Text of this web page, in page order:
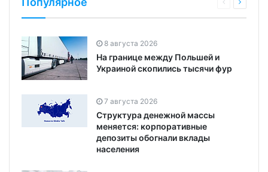
8 августа 2026
На границе между Польшей и
Украиной скопились тысячи фур
7 августа 2026
Структура денежной массы
меняется: корпоративные
депозиты обогнали вклады
населения